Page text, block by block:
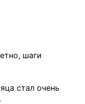
шаги
стал очень